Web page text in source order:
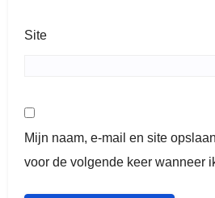
Site
Mijn naam, e-mail en site
voor de volgende keer wanneer